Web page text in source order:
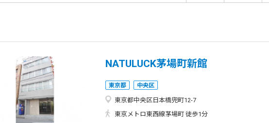
NATULUCK茅場町新館
東京都 中央区
東京都中央区日本橋兜町12-7
東京メトロ東西線茅場町 徒歩1分